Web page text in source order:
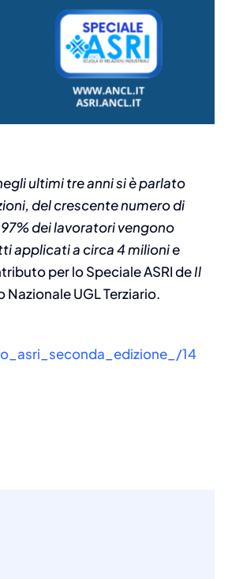
ultimi tre anni si è parlato
del crescente numero di
dei lavoratori vengono
applicati a circa 4 milioni e
per lo Speciale ASRI deIl
UGL Terziario.
14
Invito al convegno ASRI – La
partecipazione dei lavoratori
nelle PMI: un modello
possibile?